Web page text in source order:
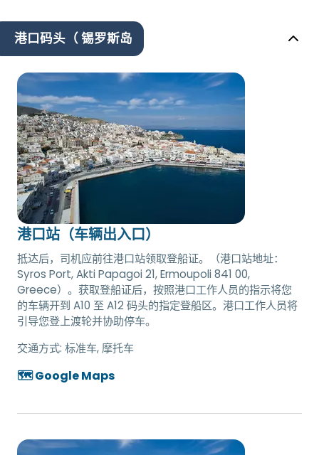
港口码头（ 锡罗斯岛
港口站（车辆出入口）
抵达后，司机应前往港口站领取登船证。（港口站地址：
Syros Port, Akti Papagoi 21, Ermoupoli 841 00,
Greece）。获取登船证后，按照港口工作人员的指示将您
的车辆开到 A10 至 A12 码头的指定登船区。港口工作人员将
引导您登上渡轮并协助停车。
交通方式: 标准车, 摩托车
🗺️ Google Maps